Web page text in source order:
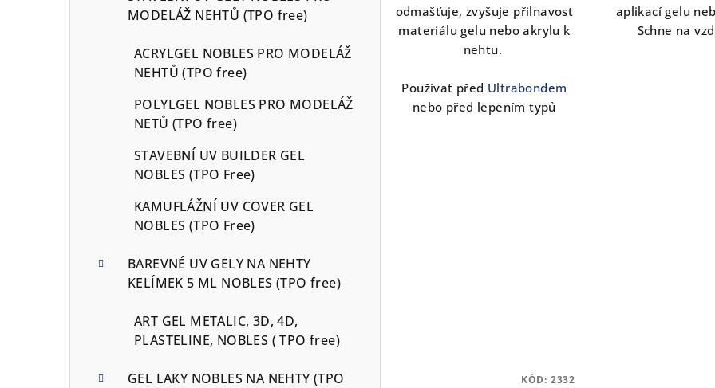
MODELÁŽ NEHTŮ (TPO free)
ACRYLGEL NOBLES PRO MODELÁŽ
NEHTŮ (TPO free)
POLYLGEL NOBLES PRO MODELÁŽ
NETŮ (TPO free)
STAVEBNÍ UV BUILDER GEL
NOBLES (TPO Free)
KAMUFLÁŽNÍ UV COVER GEL
NOBLES (TPO Free)
BAREVNÉ UV GELY NA NEHTY
KELÍMEK 5 ML NOBLES (TPO free)
ART GEL METALIC, 3D, 4D,
PLASTELINE, NOBLES ( TPO free)
GEL LAKY NOBLES NA NEHTY (TPO
odmašťuje, zvyšuje přilnavost
materiálu gelu nebo akrylu k
nehtu.
Používat před Ultrabondem
nebo před lepením typů
aplikací gelu
Schne na
KÓD: 2332